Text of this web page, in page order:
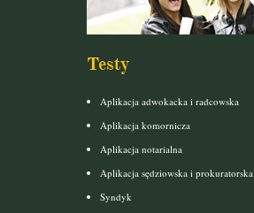
Testy
Aplikacja adwokacka i radcowska
Aplikacja komornicza
Aplikacja notarialna
Aplikacja sędziowska i prokuratorska
Syndyk